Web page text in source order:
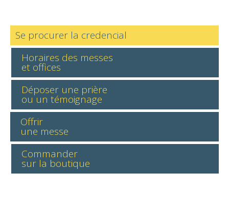
Se procurer la credencial
Horaires des messes
et offices
Déposer une prière
ou un témoignage
Offrir
une messe
Commander
sur la boutique